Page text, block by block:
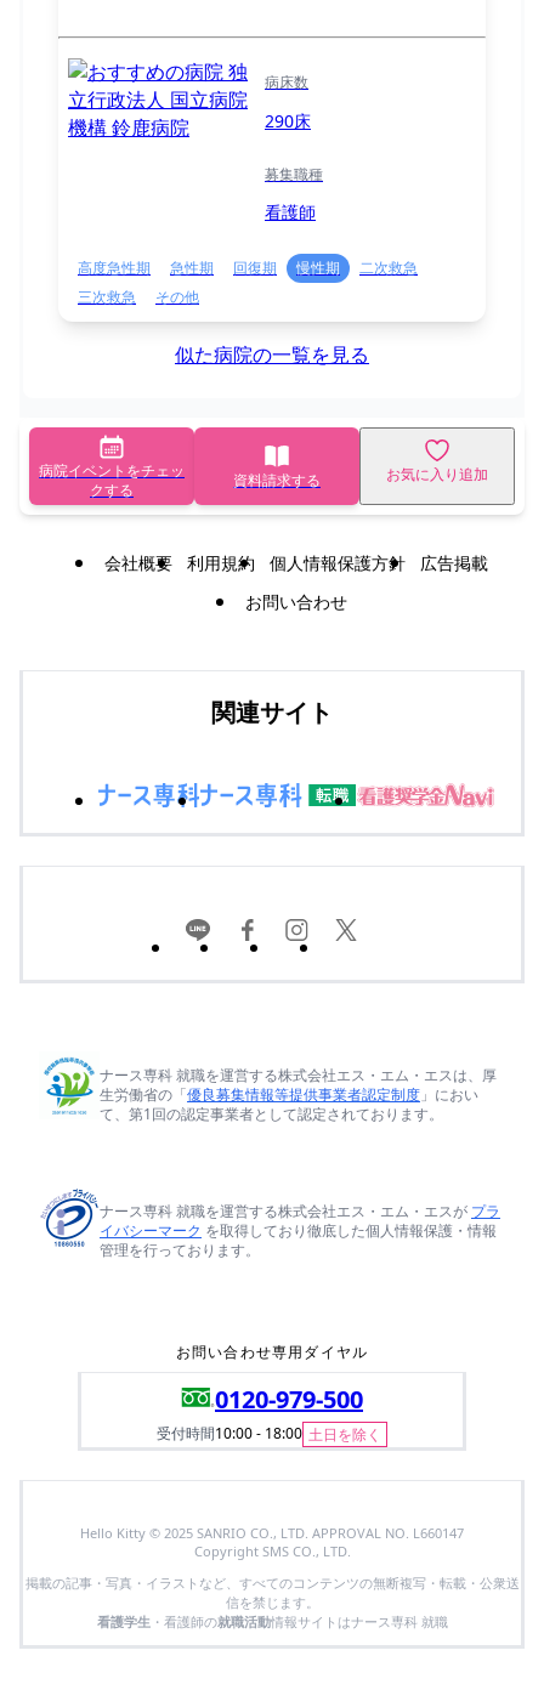
病床数
290床
募集職種
看護師
高度急性期 急性期 回復期 慢性期
二次救急
三次救急
その他
似た病院の一覧を見る
病院イベントをチェッ
クする
資料請求する お気に入り追加
会社概要 利用規約 個人情報保護方針
広告掲載
お問い合わせ
関連サイト
ナース専科 就職を運営する株式会社エス・エム・エスは、厚
生労働省の「優良募集情報等提供事業者認定制度 」におい
て、第1回の認定事業者として認定されております。
ナース専科 就職を運営する株式会社エス・エム・エスが プラ
イバシーマーク を取得しており徹底した個人情報保護・情報
管理を行っております。
お問い合わせ専用ダイヤル
0120-979-500
受付時間10:00 - 18:00 土日を除く
Hello Kitty © 2025 SANRIO CO., LTD. APPROVAL NO. L660147
Copyright SMS CO., LTD.
掲載の記事・写真・イラストなど、すべてのコンテンツの無断複写・転載・公衆送
信を禁じます。
看護学生 ・看護師の就職活動情報サイトはナース専科 就職